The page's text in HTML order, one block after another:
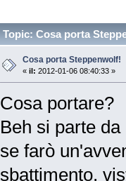
Topic: Cosa porta
Cosa porta Steppenwolf!
« il: 2012-01-06 08:40:33 »
Cosa portare?
Beh si parte
se farò
sbattimento,